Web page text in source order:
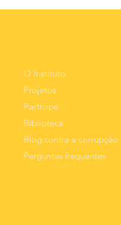
além dos
resultado.
O Instituto
Projetos
Participe
Biblioteca
Blog contra a corrupção
Perguntas frequentes